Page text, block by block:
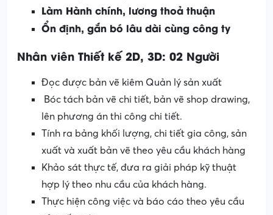
Làm Hành chính, lương thoả thuận
Ổn định, gắn bó lâu dài cùng công ty
Nhân viên Thiết kế 2D, 3D: 02 Người
Đọc được bản vẽ kiêm Quản lý sản xuất
Bóc tách bản vẽ chi tiết, bản vẽ shop drawing,
lên phương án thi công chi tiết.
Tính ra bảng khối lượng, chi tiết gia công, sản
xuất và xuất bản vẽ theo yêu cầu khách hàng
Khảo sát thực tế, đưa ra giải pháp kỹ thuật
hợp lý theo nhu cầu của khách hàng.
Thực hiện công việc và báo cáo theo yêu cầu